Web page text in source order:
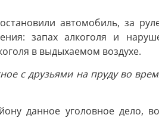
автомобиль, за
запах алкоголя и
в выдыхаемом воздухе.
с друзьями на пруду во
данное уголовное дело,